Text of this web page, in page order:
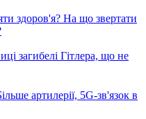
Реальна послуга, що